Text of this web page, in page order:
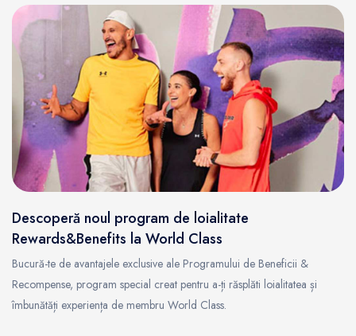
Descoperă noul program de loialitate
Rewards&Benefits la World Class
Bucură-te de avantajele exclusive ale Programului de Beneficii &
Recompense, program special creat pentru a-ți răsplăti loialitatea și
îmbunătăți experiența de membru World Class.